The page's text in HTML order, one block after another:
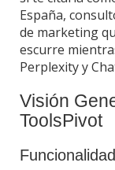
España,
de marketing
escurre
Perplexity y
Visión
ToolsPivot